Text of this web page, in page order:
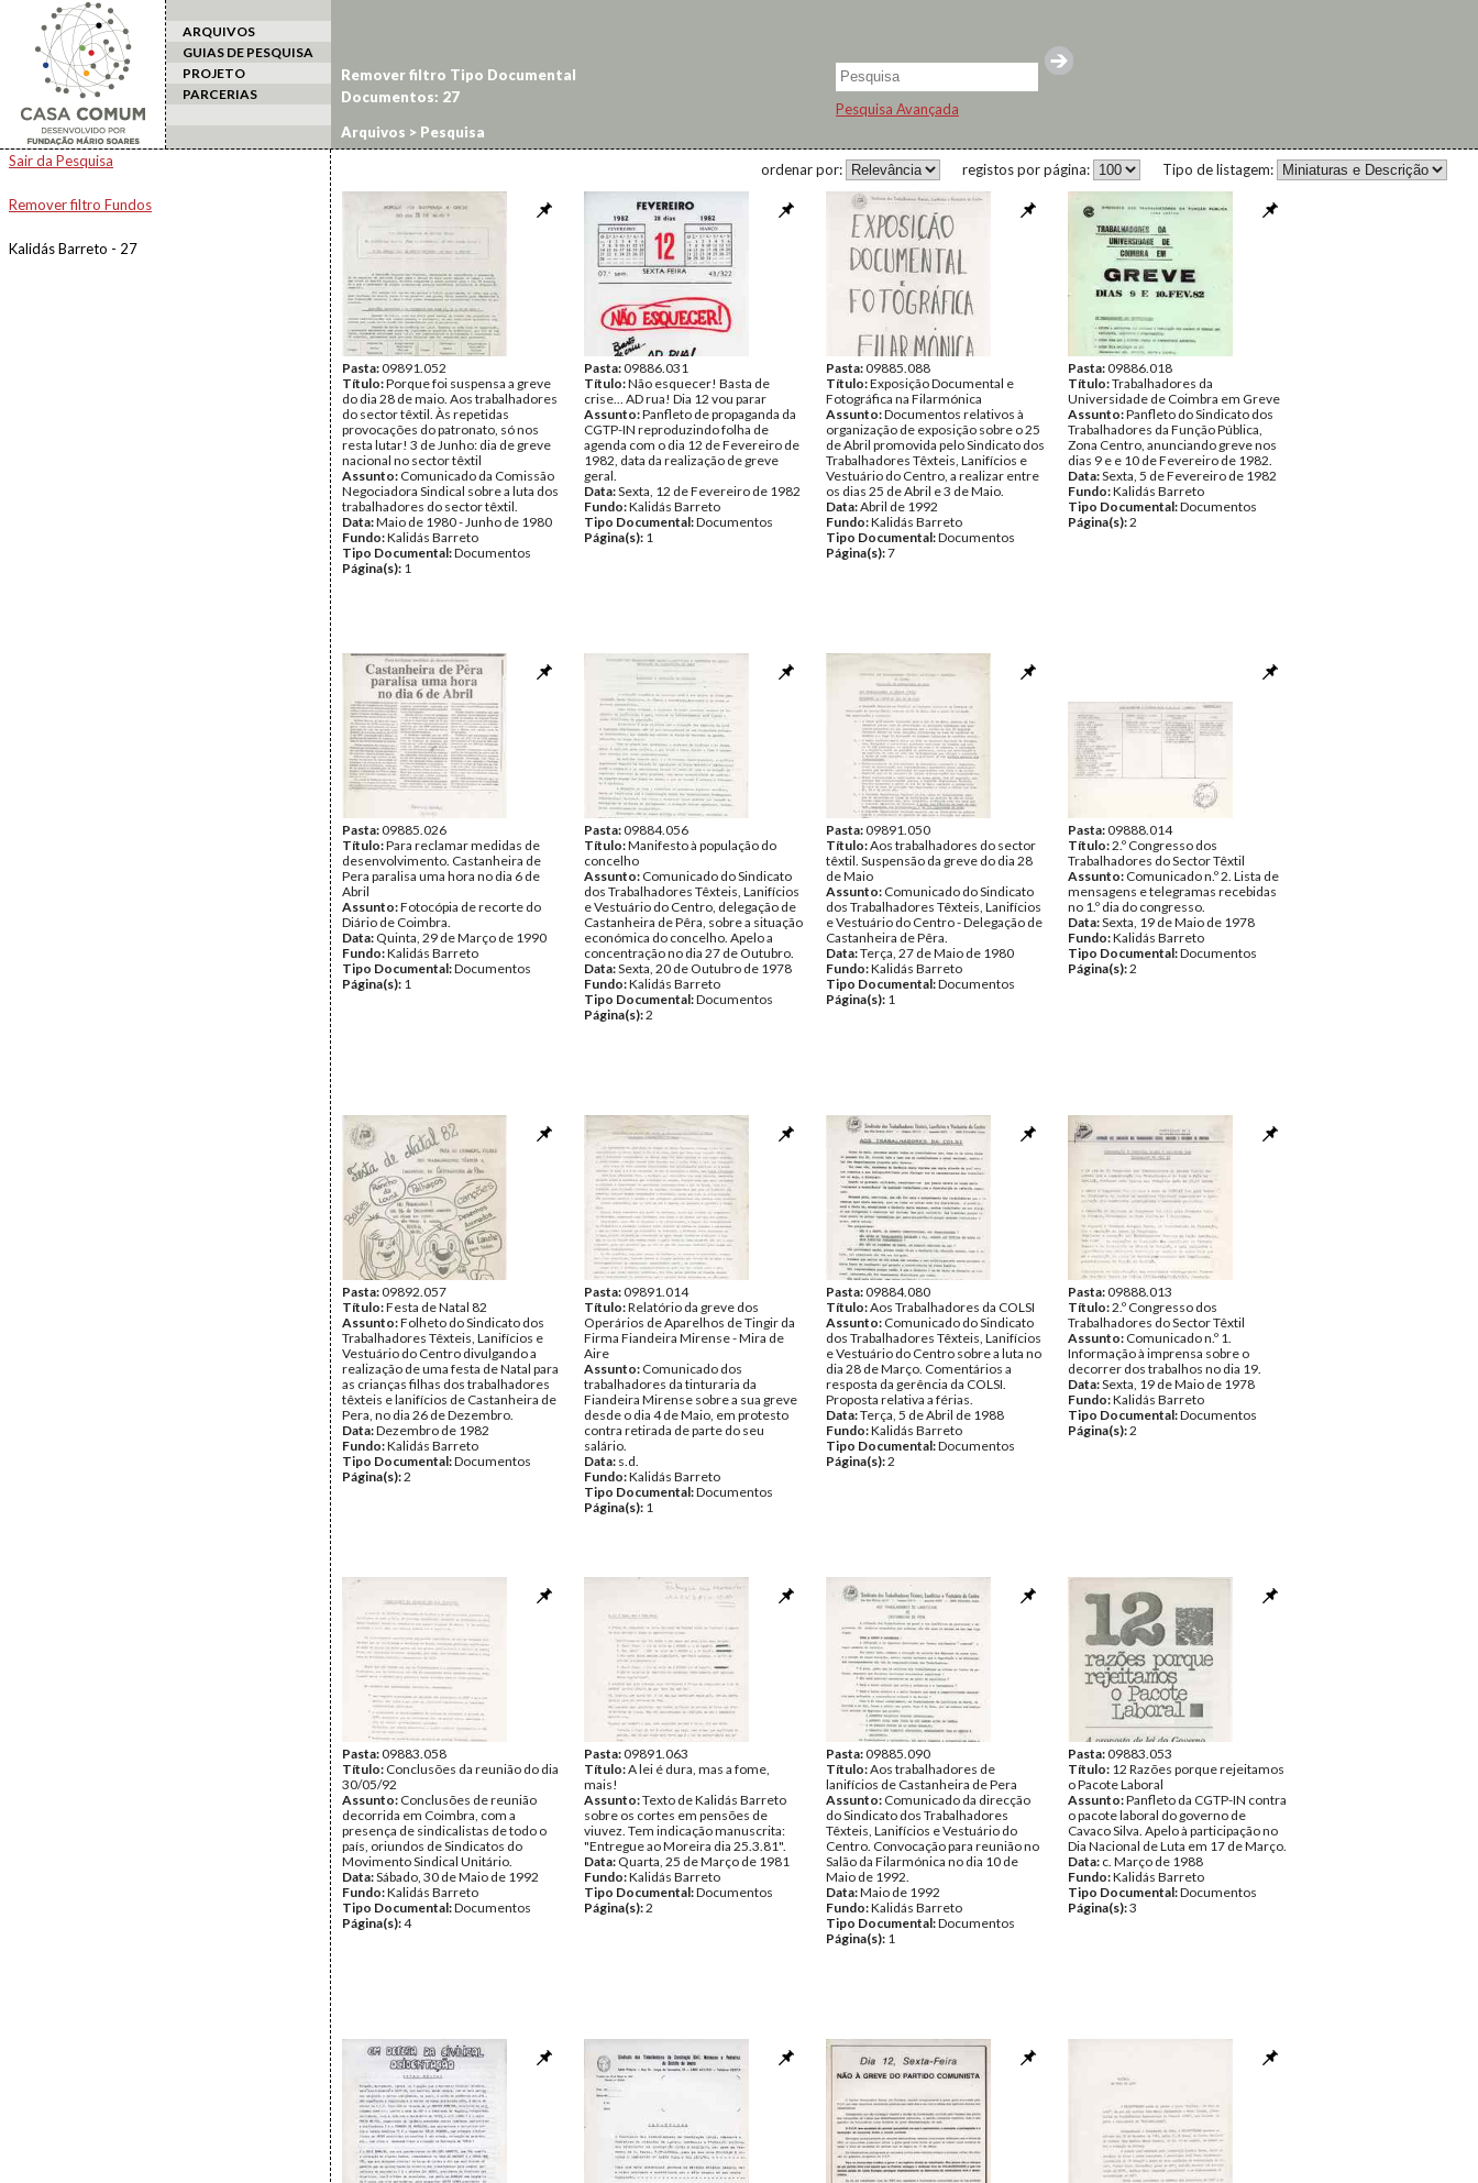
ARQUIVOS
GUIAS DE PESQUISA
PROJETO
PARCERIAS
Pesquisa Avançada
Arquivos > Pesquisa
Sair da Pesquisa
Remover filtro Fundos
Kalidás Barreto - 27
Remover filtro Tipo Documental
Documentos: 27
Tipo de listagem:
registos por página:
ordenar por:
Pasta:09891.052
Título:Porque foi suspensa a greve
do dia 28 de maio. Aos trabalhadores
do sector têxtil. Às repetidas
provocações do patronato, só nos
resta lutar! 3 de Junho: dia de greve
nacional no sector têxtil
Assunto: Comunicado da Comissão
Negociadora Sindical sobre a luta dos
trabalhadores do sector têxtil.
Data:Maio de 1980 - Junho de 1980
Fundo:Kalidás Barreto
Tipo Documental:Documentos
Página(s): 1
Pasta:09886.031
Título:Não esquecer! Basta de
crise... AD rua! Dia 12 vou parar
Assunto:Panfleto de propaganda da
CGTP-IN reproduzindo folha de
agenda com o dia 12 de Fevereiro de
1982, data da realização de greve
geral.
Data:Sexta, 12 de Fevereiro de 1982
Fundo:Kalidás Barreto
Tipo Documental:Documentos
Página(s): 1
Pasta:09885.088
Título:Exposição Documental e
Fotográfica na Filarmónica
Assunto:Documentos relativos à
organização de exposição sobre o 25
de Abril promovida pelo Sindicato dos
Trabalhadores Têxteis, Lanifícios e
Vestuário do Centro, a realizar entre
os dias 25 de Abril e 3 de Maio.
Data:Abril de 1992
Fundo:Kalidás Barreto
Tipo Documental:Documentos
Página(s):7
Pasta:09886.018
Título:Trabalhadores da
Universidade de Coimbra em Greve
Assunto:Panfleto do Sindicato dos
Trabalhadores da Função Pública,
Zona Centro, anunciando greve nos
dias 9 e e 10 de Fevereiro de 1982.
Data:Sexta, 5 de Fevereiro de 1982
Fundo:Kalidás Barreto
Tipo Documental:Documentos
Página(s):2
Pasta:09885.026
Título:Para reclamar medidas de
desenvolvimento. Castanheira de
Pera paralisa uma hora no dia 6 de
Abril
Assunto:Fotocópia de recorte do
Diário de Coimbra.
Data: Quinta, 29 de Março de 1990
Fundo:Kalidás Barreto
Tipo Documental:Documentos
Página(s): 1
Pasta:09884.056
Título:Manifesto à população do
concelho
Assunto: Comunicado do Sindicato
dos Trabalhadores Têxteis, Lanifícios
e Vestuário do Centro, delegação de
Castanheira de Pêra, sobre a situação
económica do concelho. Apelo a
concentração no dia 27 de Outubro.
Data:Sexta, 20 de Outubro de 1978
Fundo:Kalidás Barreto
Tipo Documental:Documentos
Página(s):2
Pasta:09891.050
Título:Aos trabalhadores do sector
têxtil. Suspensão da greve do dia 28
de Maio
Assunto: Comunicado do Sindicato
dos Trabalhadores Têxteis, Lanifícios
e Vestuário do Centro - Delegação de
Castanheira de Pêra.
Data:Terça, 27 de Maio de 1980
Fundo:Kalidás Barreto
Tipo Documental:Documentos
Página(s): 1
Pasta:09888.014
Título:2.º Congresso dos
Trabalhadores do Sector Têxtil
Assunto: Comunicado n.º 2. Lista de
mensagens e telegramas recebidas
no 1.º dia do congresso.
Data:Sexta, 19 de Maio de 1978
Fundo:Kalidás Barreto
Tipo Documental:Documentos
Página(s):2
Pasta:09892.057
Título:Festa de Natal 82
Assunto:Folheto do Sindicato dos
Trabalhadores Têxteis, Lanifícios e
Vestuário do Centro divulgando a
realização de uma festa de Natal para
as crianças filhas dos trabalhadores
têxteis e lanifícios de Castanheira de
Pera, no dia 26 de Dezembro.
Data:Dezembro de 1982
Fundo:Kalidás Barreto
Tipo Documental:Documentos
Página(s):2
Pasta:09891.014
Título:Relatório da greve dos
Operários de Aparelhos de Tingir da
Firma Fiandeira Mirense - Mira de
Aire
Assunto: Comunicado dos
trabalhadores da tinturaria da
Fiandeira Mirense sobre a sua greve
desde o dia 4 de Maio, em protesto
contra retirada de parte do seu
salário.
Data: s.d.
Fundo:Kalidás Barreto
Tipo Documental:Documentos
Página(s): 1
Pasta:09884.080
Título:Aos Trabalhadores da COLSI
Assunto: Comunicado do Sindicato
dos Trabalhadores Têxteis, Lanifícios
e Vestuário do Centro sobre a luta no
dia 28 de Março. Comentários a
resposta da gerência da COLSI.
Proposta relativa a férias.
Data:Terça, 5 de Abril de 1988
Fundo:Kalidás Barreto
Tipo Documental:Documentos
Página(s):2
Pasta:09888.013
Título:2.º Congresso dos
Trabalhadores do Sector Têxtil
Assunto: Comunicado n.º 1.
Informação à imprensa sobre o
decorrer dos trabalhos no dia 19.
Data:Sexta, 19 de Maio de 1978
Fundo:Kalidás Barreto
Tipo Documental:Documentos
Página(s):2
Pasta:09883.058
Título: Conclusões da reunião do dia
30/05/92
Assunto: Conclusões de reunião
decorrida em Coimbra, com a
presença de sindicalistas de todo o
país, oriundos de Sindicatos do
Movimento Sindical Unitário.
Data:Sábado, 30 de Maio de 1992
Fundo:Kalidás Barreto
Tipo Documental:Documentos
Página(s):4
Pasta:09891.063
Título:A lei é dura, mas a fome,
mais!
Assunto:Texto de Kalidás Barreto
sobre os cortes em pensões de
viuvez. Tem indicação manuscrita:
"Entregue ao Moreira dia 25.3.81".
Data: Quarta, 25 de Março de 1981
Fundo:Kalidás Barreto
Tipo Documental:Documentos
Página(s):2
Pasta:09885.090
Título:Aos trabalhadores de
lanifícios de Castanheira de Pera
Assunto: Comunicado da direcção
do Sindicato dos Trabalhadores
Têxteis, Lanifícios e Vestuário do
Centro. Convocação para reunião no
Salão da Filarmónica no dia 10 de
Maio de 1992.
Data:Maio de 1992
Fundo:Kalidás Barreto
Tipo Documental:Documentos
Página(s): 1
Pasta:09883.053
Título: 12 Razões porque rejeitamos
o Pacote Laboral
Assunto:Panfleto da CGTP-IN contra
o pacote laboral do governo de
Cavaco Silva. Apelo à participação no
Dia Nacional de Luta em 17 de Março.
Data: c. Março de 1988
Fundo:Kalidás Barreto
Tipo Documental:Documentos
Página(s):3